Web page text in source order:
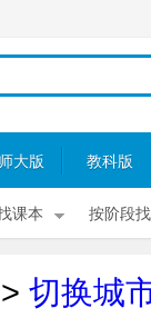
大版 教科版
课本 按阶段
> 切换城